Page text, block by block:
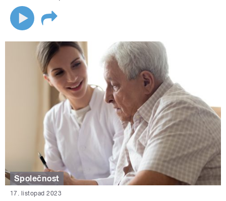
Společnost
17. listopad 2023